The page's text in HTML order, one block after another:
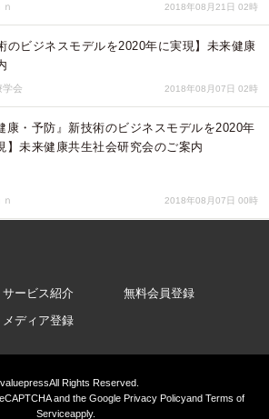
2018年08月21日 02時
のビジネスモデルを2020年に実現】未来健康
学会 2018年08月07日 02時
康・予防』新技術のビジネスモデルを2020年
】未来健康共生社会研究会のご案内
2018年08月07日 00時
サービス紹介
無料会員登録
メディア登録
All Rights Reserved.
and the GooglePrivacy PolicyandTerms of
Serviceapply.